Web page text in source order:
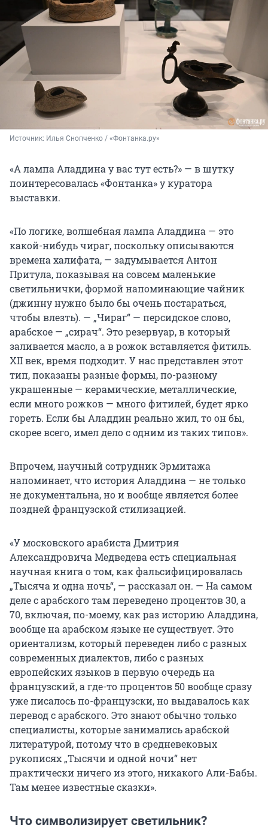
Источник: Илья Снопченко / «Фонтанка.ру»
«А лампа Аладдина у вас тут есть?» — в шутку
поинтересовалась «Фонтанка» у куратора
выставки.
«По логике, волшебная лампа Аладдина — это
какой-нибудь чираг, поскольку описываются
времена халифата, — задумывается Антон
Притула, показывая на совсем маленькие
светильнички, формой напоминающие чайник
(джинну нужно было бы очень постараться,
чтобы влезть). — „Чираг“ — персидское слово,
арабское — „сирач“. Это резервуар, в который
заливается масло, а в рожок вставляется фитиль.
XII век, время подходит. У нас представлен этот
тип, показаны разные формы, по-разному
украшенные — керамические, металлические,
если много рожков — много фитилей, будет ярко
гореть. Если бы Аладдин реально жил, то он бы,
скорее всего, имел дело с одним из таких типов».
Впрочем, научный сотрудник Эрмитажа
напоминает, что история Аладдина — не только
не документальна, но и вообще является более
поздней французской стилизацией.
«У московского арабиста Дмитрия
Александровича Медведева есть специальная
научная книга о том, как фальсифицировалась
„Тысяча и одна ночь“, — рассказал он. — На самом
деле с арабского там переведено процентов 30, а
70, включая, по-моему, как раз историю Аладдина,
вообще на арабском языке не существует. Это
ориентализм, который переведен либо с разных
современных диалектов, либо с разных
европейских языков в первую очередь на
французский, а где-то процентов 50 вообще сразу
уже писалось по-французски, но выдавалось как
перевод с арабского. Это знают обычно только
специалисты, которые занимались арабской
литературой, потому что в средневековых
рукописях „Тысячи и одной ночи“ нет
практически ничего из этого, никакого Али-Бабы.
Там менее известные сказки».
Что символизирует светильник?